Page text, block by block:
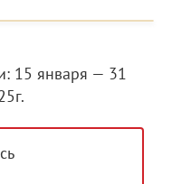
15 января — 31